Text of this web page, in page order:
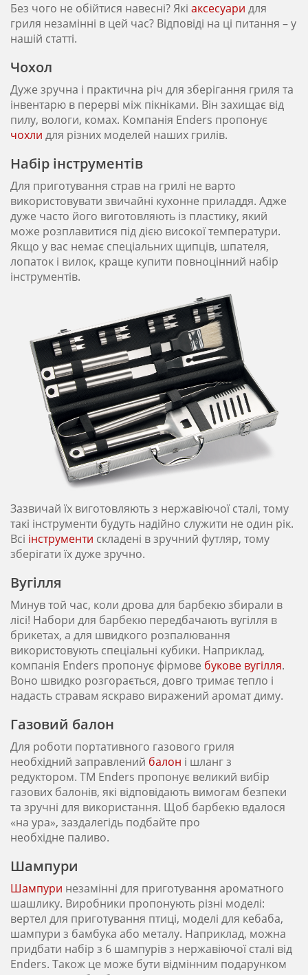
Без чого не обійтися навесні? Які аксесуари для
гриля незамінні в цей час? Відповіді на ці питання – у
нашій статті.
Чохол
Дуже зручна і практична річ для зберігання гриля та
інвентарю в перерві між пікніками. Він захищає від
пилу, вологи, комах. Компанія Enders пропонує
чохли для різних моделей наших грилів.
Набір інструментів
Для приготування страв на грилі не варто
використовувати звичайні кухонне приладдя. Адже
дуже часто його виготовляють із пластику, який
може розплавитися під дією високої температури.
Якщо у вас немає спеціальних щипців, шпателя,
лопаток і вилок, краще купити повноцінний набір
інструментів.
Зазвичай їх виготовляють з нержавіючої сталі, тому
такі інструменти будуть надійно служити не один рік.
Всі інструменти складені в зручний футляр, тому
зберігати їх дуже зручно.
Вугілля
Минув той час, коли дрова для барбекю збирали в
лісі! Набори для барбекю передбачають вугілля в
брикетах, а для швидкого розпалювання
використовують спеціальні кубики. Наприклад,
компанія Enders пропонує фірмове букове вугілля.
Воно швидко розгорається, довго тримає тепло і
надасть стравам яскраво виражений аромат диму.
Газовий балон
Для роботи портативного газового гриля
необхідний заправлений балон і шланг з
редуктором. TM Enders пропонує великий вибір
газових балонів, які відповідають вимогам безпеки
та зручні для використання. Щоб барбекю вдалося
«на ура», заздалегідь подбайте про
необхідне паливо.
Шампури
Шампури незамінні для приготування ароматного
шашлику. Виробники пропонують різні моделі:
вертел для приготування птиці, моделі для кебаба,
шампури з бамбука або металу. Наприклад, можна
придбати набір з 6 шампурів з нержавіючої сталі від
Enders. Також це може бути відмінним подарунком